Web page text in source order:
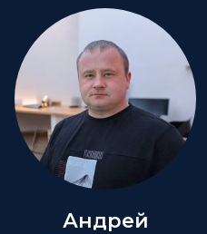
Андрей